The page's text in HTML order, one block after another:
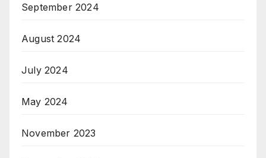
September 2024
August 2024
July 2024
May 2024
November 2023